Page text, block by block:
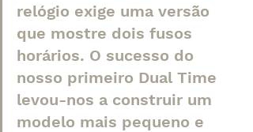
relógio exige uma versão
que mostre dois fusos
horários. O sucesso do
nosso primeiro Dual Time
levou-nos a construir um
modelo mais pequeno e